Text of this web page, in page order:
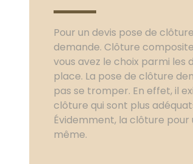
Pour un devis pose de
demande. Clôture
vous avez le choix parmi
place. La pose de clôture
pas se tromper. En effet, il
clôture qui sont plus
Évidemment, la clôture pour
même.